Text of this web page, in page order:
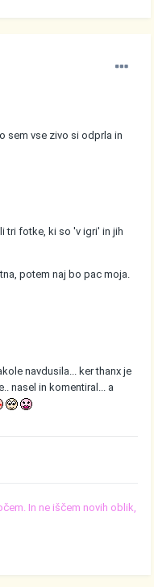
sem vse zivo si odprla in
tri fotke, ki so 'v igri' in jih
potem naj bo pac moja.
navdusila... ker thanx je
nasel in komentiral... a
In ne iščem novih oblik,